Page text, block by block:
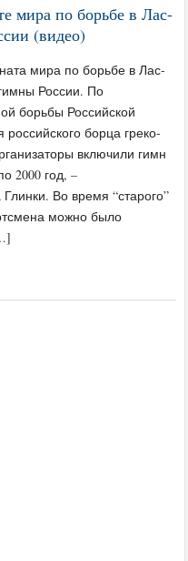
мира по борьбе в Лас-
(видео)
мира по борьбе в Лас-
России. По
борьбы Российской
борца греко-
включили гимн
2000 год, –
Во время “старого”
можно было